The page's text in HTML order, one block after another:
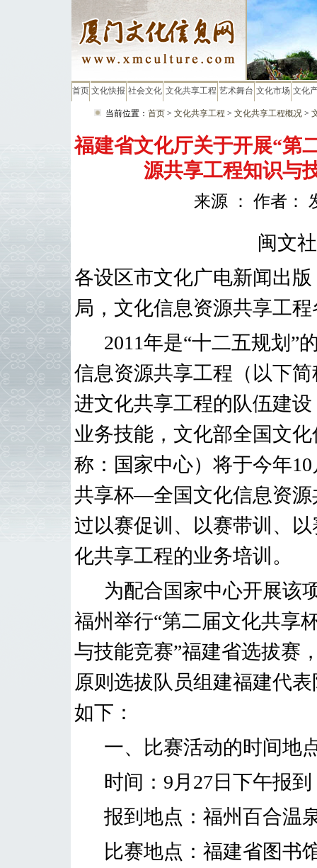
首页 文化快报 社会文化 文化共享工程 艺术舞台 文化市场 文化
当前位置： 首页> 文化共享工程 > 文化共享工程概况>
福建省文化厅关于开展“
源共享工程知识与
来源 ： 作者：
闽文
各设区市文化广电新闻出
局，文化信息资源共享工
2011年是“十二五规划”
信息资源共享工程（以下
进文化共享工程的队伍建
业务技能，文化部全国文
称：国家中心）将于今年10
共享杯—全国文化信息资
过以赛促训、以赛带训、
化共享工程的业务培训。
为配合国家中心开展该
福州举行“第二届文化共享
与技能竞赛”福建省选拔赛
原则选拔队员组建福建代
如下：
一、比赛活动的时间地
时间： 9月 27日 下午报到
报到地点： 福州百合温
比赛地点： 福建省图书